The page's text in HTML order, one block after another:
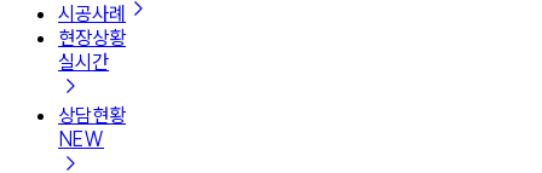
시공사례
현장상황
실시간
상담현황
NEW